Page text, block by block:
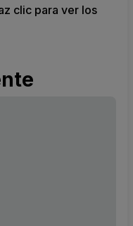
clic para ver los